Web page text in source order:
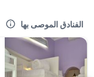
الفنادق الموصى بها